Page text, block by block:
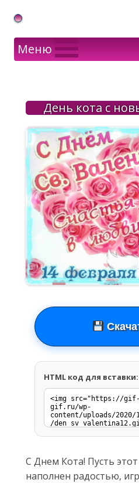
Gif Открытки в подарок
Меню
День кота с
HTML код для вставки:
С Днем Кота! Пусть
наполнен радостью,